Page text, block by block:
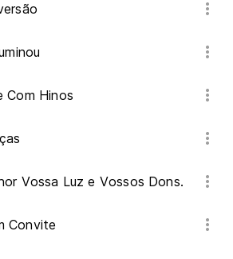
Com Hinos
Vossa Luz e Vossos Dons.
Convite